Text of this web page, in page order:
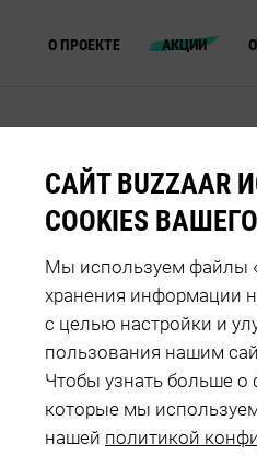
О ПРОЕКТЕ АКЦИИ
НАШИ
категории нет акций, но
новинки ведущих
прямо сейчас и
САЙТ BUZZAAR
COOKIES
Мы используем файлы
хранения информации
с целью настройки и
пользования нашим
Чтобы узнать больше о
которые мы
нашей политикой